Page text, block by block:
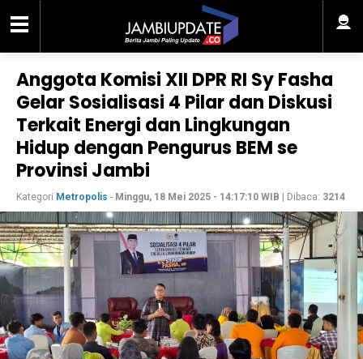
Anggota Komisi XII DPR RI Sy Fasha
Gelar Sosialisasi 4 Pilar dan Diskusi
Terkait Energi dan Lingkungan
Hidup dengan Pengurus BEM se
Provinsi Jambi
Kategori Metropolis - Minggu, 18 Mei 2025 - 14:17:10 WIB | Dibaca: 3214